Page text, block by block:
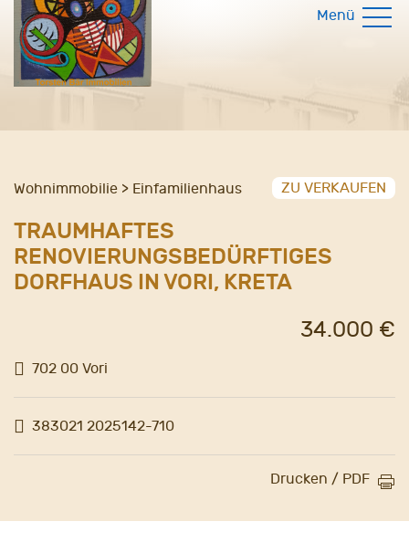
Menü
Wohnimmobilie > Einfamilienhaus ZU VERKAUFEN
TRAUMHAFTES
RENOVIERUNGSBEDÜRFTIGES
DORFHAUS IN VORI, KRETA
702 00 Vori
34.000 €
383021 2025142-710
Drucken / PDF